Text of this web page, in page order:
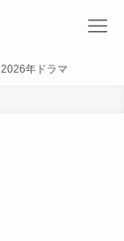
2026年ドラマ